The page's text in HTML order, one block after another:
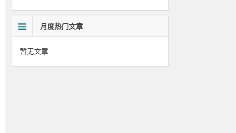
月度热门文章
暂无文章